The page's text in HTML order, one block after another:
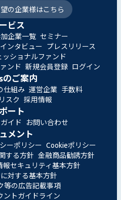
の企業様はこちら
ビス
企業一覧 セミナー
インタビュー
プレスリリース
ッショナルファンド
ンド 新規会員登録 ログイン
のご案内
仕組み 運営企業 手数料
スク
採用情報
ート
ガイド お問い合わせ
メント
ーポリシー Cookieポリシー
する方針 金融商品勧誘方針
報セキュリティ基本方針
対する基本方針
等の広告記載事項
ントガイドライン